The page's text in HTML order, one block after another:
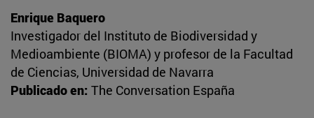
Enrique Baquero
Investigador del Instituto de Biodiversidad y
Medioambiente (BIOMA) y profesor de la Facultad
de Ciencias, Universidad de Navarra
Publicado en: The Conversation España